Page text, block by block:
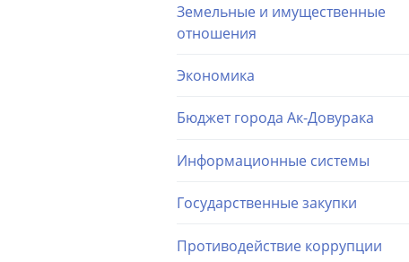
Земельные и имущественные
отношения
Экономика
Бюджет города Ак-Довурака
Информационные системы
Государственные закупки
Противодействие коррупции